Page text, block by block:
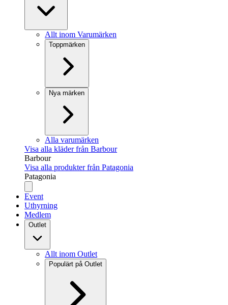
Allt inom Varumärken
Toppmärken
Nya märken
Alla varumärken
Visa alla kläder från Barbour
Barbour
Visa alla produkter från Patagonia
Patagonia
Event
Uthyrning
Medlem
Outlet
Allt inom Outlet
Populärt på Outlet